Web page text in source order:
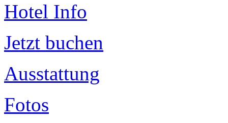
Hotel Info
Jetzt buchen
Ausstattung
Fotos